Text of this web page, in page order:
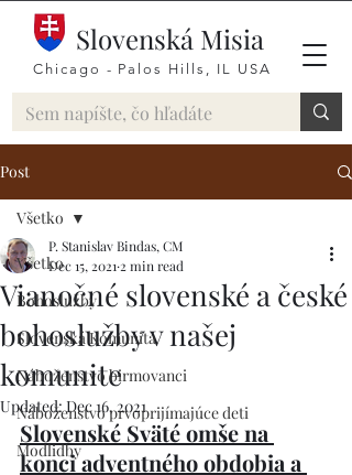
Slovenská Misia
Chicago - Palos Hills, IL USA
Post
Všetko
Bohoslužby
Slovenská Komunita
Náboženstvo birmovanci
Náboženstvo prvoprijímajúce deti
Modlidby
Všetko
Vianočné slovenské a české
bohoslužby v našej
komunite
P. Stanislav Bindas, CM
Dec 15, 2021 2 min read
Updated:Dec 16, 2021
Slovenské Sväté omše na
konci adventného obdobia a